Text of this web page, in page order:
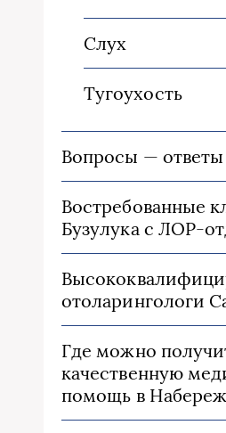
Слух
Тугоухость
Вопросы — ответы
Востребованные
Бузулука с ЛОР-
отоларингологи
Где можно
качественную
помощь в